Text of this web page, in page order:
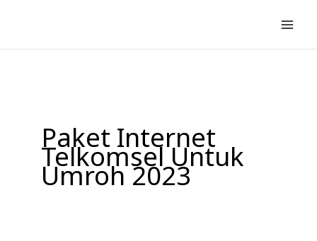
konten
Paket Internet
Telkomsel Untuk
Umroh 2023